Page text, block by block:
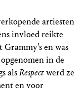
artiesten
invloed reikte
en was
in de
alsRespectwerd ze
en voor